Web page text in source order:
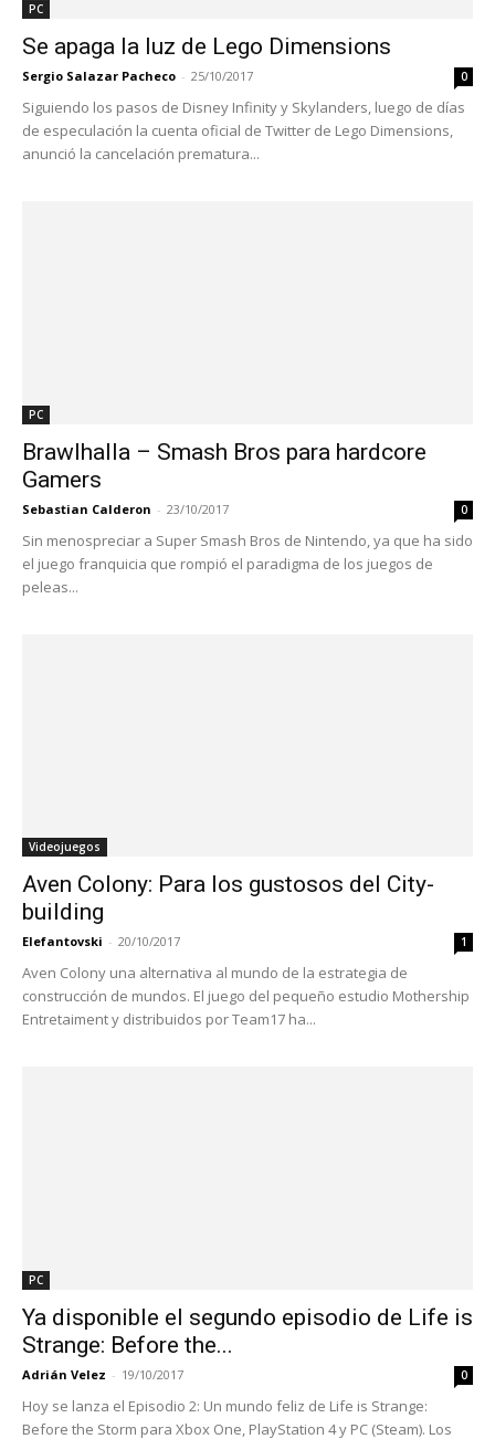
PC
Se apaga la luz de Lego Dimensions
Sergio Salazar Pacheco - 25/10/2017 0
Siguiendo los pasos de Disney Infinity y Skylanders, luego de días
de especulación la cuenta oficial de Twitter de Lego Dimensions,
anunció la cancelación prematura...
PC
Brawlhalla – Smash Bros para hardcore
Gamers
Sebastian Calderon - 23/10/2017 0
Sin menospreciar a Super Smash Bros de Nintendo, ya que ha sido
el juego franquicia que rompió el paradigma de los juegos de
peleas...
Videojuegos
Aven Colony: Para los gustosos del City-
building
Elefantovski - 20/10/2017 1
Aven Colony una alternativa al mundo de la estrategia de
construcción de mundos. El juego del pequeño estudio Mothership
Entretaiment y distribuidos por Team17 ha...
PC
Ya disponible el segundo episodio de Life is
Strange: Before the...
Adrián Velez - 19/10/2017 0
Hoy se lanza el Episodio 2: Un mundo feliz de Life is Strange:
Before the Storm para Xbox One, PlayStation 4 y PC (Steam). Los